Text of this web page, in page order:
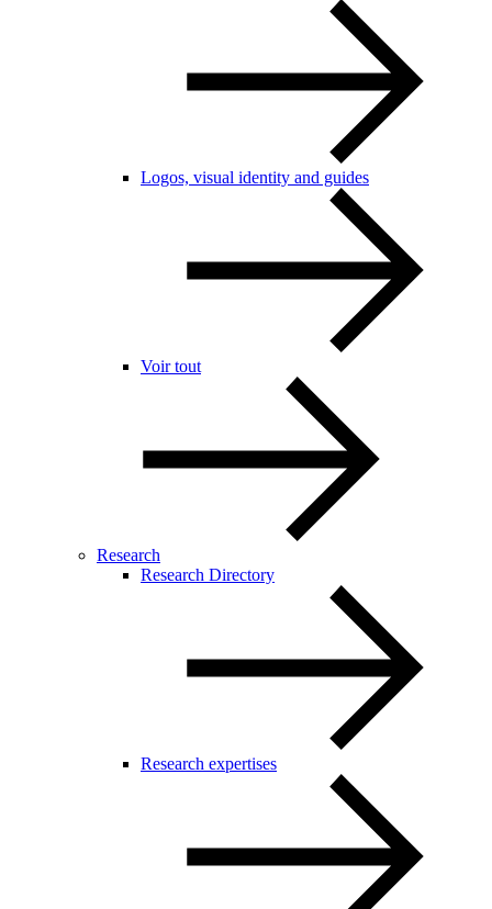
Logos, visual identity and guides
Voir tout
Research
Research Directory
Research expertises